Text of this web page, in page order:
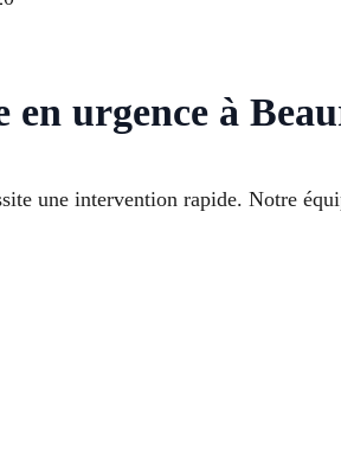
urgence à
une intervention rapide. Notre